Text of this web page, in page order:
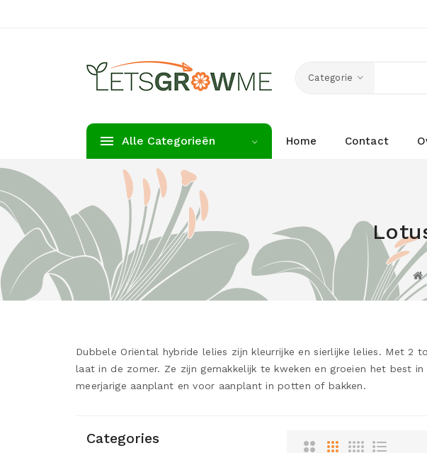
Categorie
Alle Categorieën Home Contact
Dubbele Oriëntal hybride lelies zijn kleurrijke en sierlijke lelies. Met
laat in de zomer. Ze zijn gemakkelijk te kweken en groeien het best
meerjarige aanplant en voor aanplant in potten of bakken.
Categories